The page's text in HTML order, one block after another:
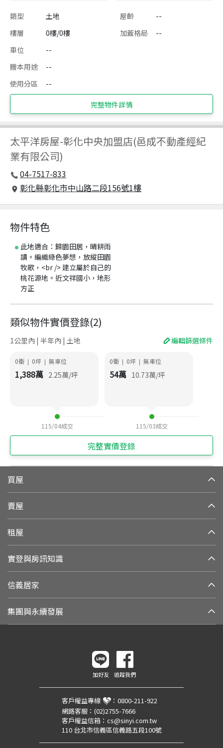
類型 土地 屋齡
--
樓層
0樓/0樓 加蓋格局
--
車位
--
謄本用途
--
使用分區
--
完整物件詳情
太平洋房屋-彰化中央加盟店(邑成不動產經紀
業有限公司)
04-7517-833
彰化縣彰化市中山路二段156號1樓
物件特色
此地適合：歸園田居，晴耕雨
讀。編織綠色夢想，放縱田園
牧歌，<br /> 建立屬於自己的
桃花源地。近文祥國小，地形
方正
類似物件實價登錄(2)
1公里內 | 半年內 | 土地 編輯篩選條件
0衛 | 0坪 | 無車位
1,388萬 2.25萬/坪
115/04成交
0衛 | 0坪 | 無車位
54萬 10.73萬/坪
115/03成交
完整實價登錄
買屋
賣屋
租屋
實登與房訊知識
信義居家
集團與永續發展
加好友 追蹤我們
客戶權益專線 ： 0800-211-922
網路客服： (02)2755-7666
客戶權益信箱： cs@sinyi.com.tw
110 台北市信義區信義路五段100號